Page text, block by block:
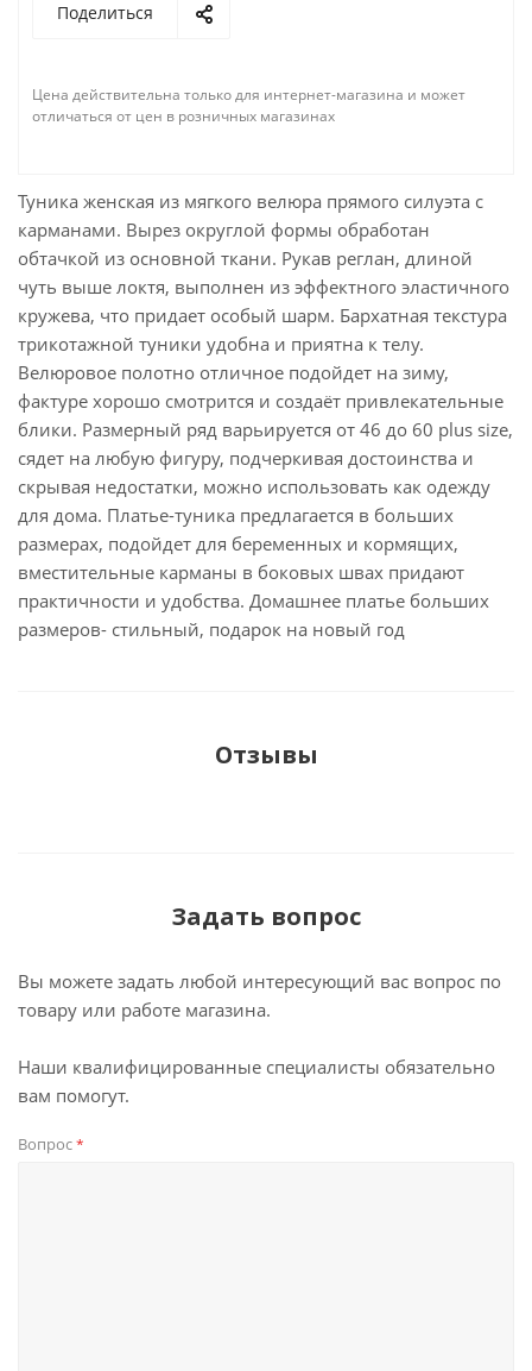
Поделиться
Цена действительна только для интернет-магазина и может
отличаться от цен в розничных магазинах
Туника женская из мягкого велюра прямого силуэта с
карманами. Вырез округлой формы обработан
обтачкой из основной ткани. Рукав реглан, длиной
чуть выше локтя, выполнен из эффектного эластичного
кружева, что придает особый шарм. Бархатная текстура
трикотажной туники удобна и приятна к телу.
Велюровое полотно отличное подойдет на зиму,
фактуре хорошо смотрится и создаёт привлекательные
блики. Размерный ряд варьируется от 46 до 60 plus size,
сядет на любую фигуру, подчеркивая достоинства и
скрывая недостатки, можно использовать как одежду
для дома. Платье-туника предлагается в больших
размерах, подойдет для беременных и кормящих,
вместительные карманы в боковых швах придают
практичности и удобства. Домашнее платье больших
размеров- стильный, подарок на новый год
Отзывы
Задать вопрос
Вы можете задать любой интересующий вас вопрос по
товару или работе магазина.
Наши квалифицированные специалисты обязательно
вам помогут.
Вопрос*